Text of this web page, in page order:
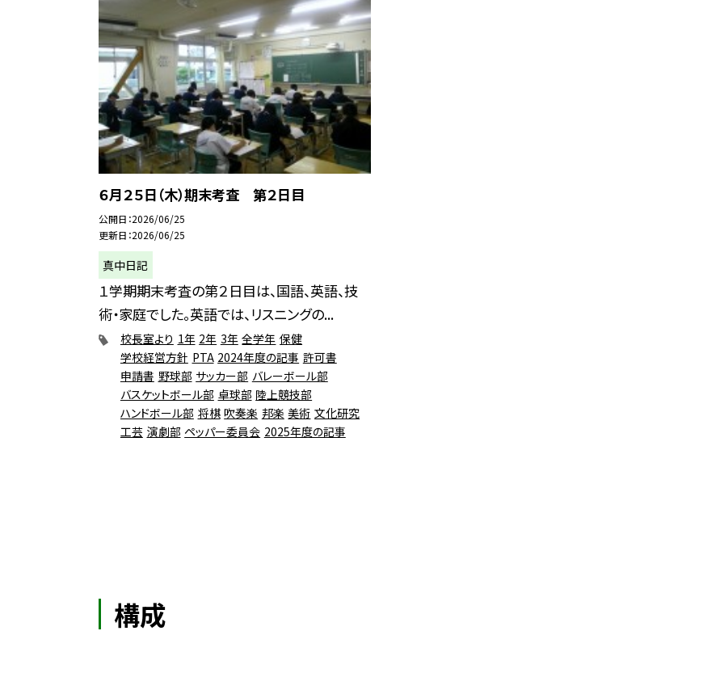
６月２５日（木）期末考査 第２日目
公開日 2026/06/25
更新日 2026/06/25
真中日記
１学期期末考査の第２日目は、国語、英語、技
術・家庭でした。英語では、リスニングの...
校長室より 1年 2年 3年 全学年 保健
学校経営方針 PTA 2024年度の記事 許可書
申請書 野球部 サッカー部 バレーボール部
バスケットボール部 卓球部 陸上競技部
ハンドボール部 将棋 吹奏楽 邦楽 美術 文化研究
工芸 演劇部 ペッパー委員会 2025年度の記事
構成